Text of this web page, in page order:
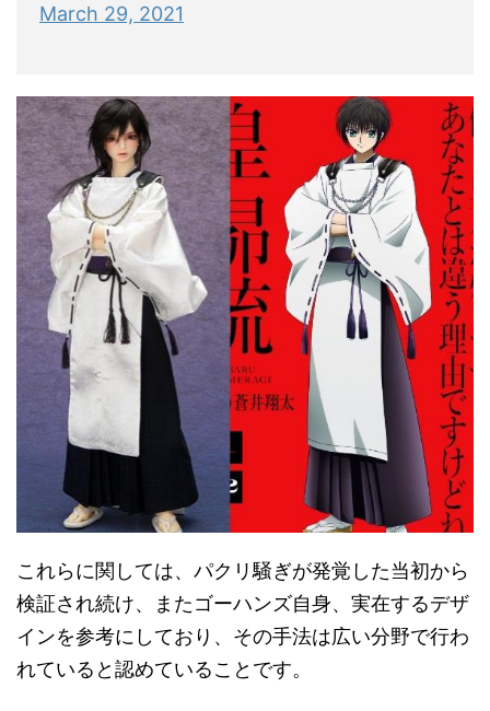
March 29, 2021
これらに関しては、パクリ騒ぎが発覚した当初から
検証され続け、またゴーハンズ自身、実在するデザ
インを参考にしており、その手法は広い分野で行わ
れていると認めていることです。